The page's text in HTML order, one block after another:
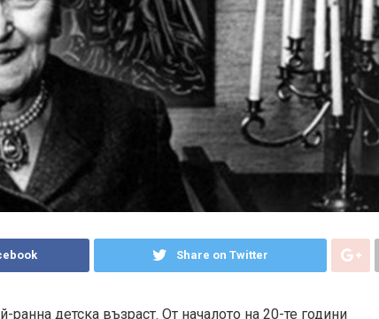
Share on Twitter
ранна детска възраст. От началото на 20-те години